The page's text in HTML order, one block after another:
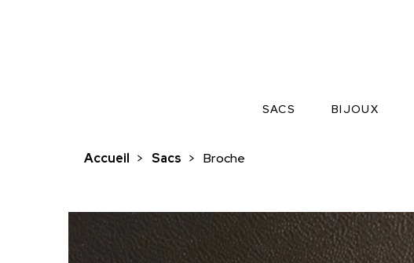
SACS BIJOUX
Accueil > Sacs > Broche